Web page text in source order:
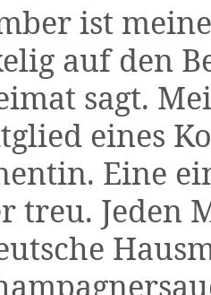
ist
auf den
sagt.
eines
Eine
treu. Jeden